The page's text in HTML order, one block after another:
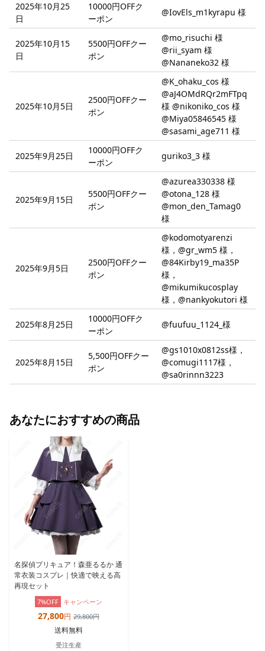
2025年10月25
日
10000円OFFク
ーポン
@IovEls_m1kyrapu 様
2025年10月15
日
5500円OFFクー
ポン
@mo_risuchi 様
@rii_syam 様
@Nananeko32 様
2025年10月5日
2500円OFFクー
ポン
@K_ohaku_cos 様
@aJ4OMdRQr2mFTpq
様 @nikoniko_cos 様
@Miya05846545 様
@sasami_age711 様
2025年9月25日
10000円OFFク
ーポン
guriko3_3 様
2025年9月15日
5500円OFFクー
ポン
@azurea330338 様
@otona_128 様
@mon_den_Tamag0
様
2025年9月5日
2500円OFFクー
ポン
@kodomotyarenzi
様，@gr_wm5 様，
@84Kirby19_ma35P
様，
@mikumikucosplay
様，@nankyokutori 様
2025年8月25日
10000円OFFク
ーポン
@fuufuu_1124_様
2025年8月15日
5,500円OFFクー
ポン
@gs1010x0812ss様，
@comugi1117様，
@sa0rinnn3223
あなたにおすすめの商品
名探偵プリキュア！森亜るるか 通
常衣装コスプレ｜快適で映える高
再現セット
7%OFF キャンペーン
27,800円 29,800円
送料無料
受注生産